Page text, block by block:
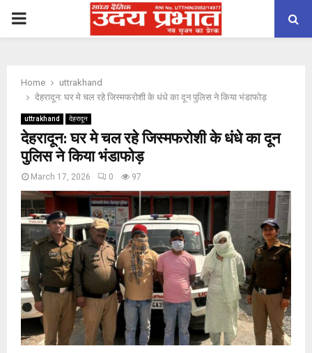
PRIMARY
Home
uttrakhand
देहरादून: घर मे चल रहे जिस्मफरोशी के धंधे का दून पुलिस ने किया भंडाफोड़
uttrakhand देहरादून
देहरादून: घर मे चल रहे जिस्मफरोशी के धंधे का दून
पुलिस ने किया भंडाफोड़
March 17, 2026 0 97